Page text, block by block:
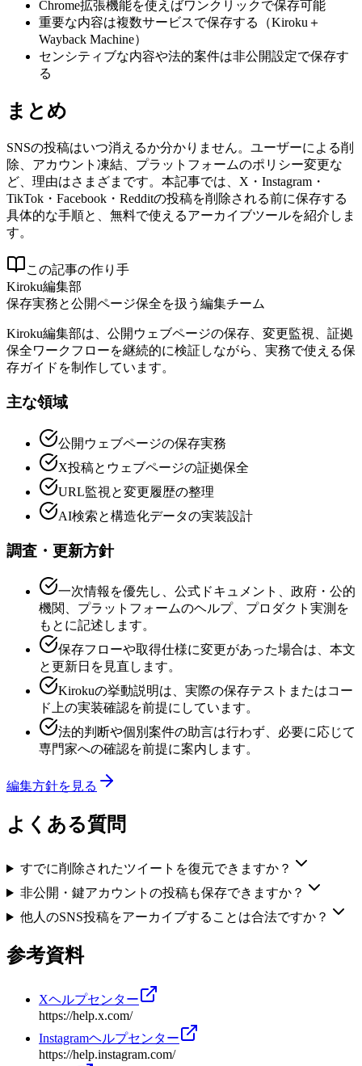
Chrome拡張機能を使えばワンクリックで保存可能
重要な内容は複数サービスで保存する（Kiroku＋
Wayback Machine）
センシティブな内容や法的案件は非公開設定で保存す
る
まとめ
SNSの投稿はいつ消えるか分かりません。ユーザーによる削
除、アカウント凍結、プラットフォームのポリシー変更な
ど、理由はさまざまです。本記事では、X・Instagram・
TikTok・Facebook・Redditの投稿を削除される前に保存する
具体的な手順と、無料で使えるアーカイブツールを紹介しま
す。
この記事の作り手
Kiroku編集部
保存実務と公開ページ保全を扱う編集チーム
Kiroku編集部は、公開ウェブページの保存、変更監視、証拠
保全ワークフローを継続的に検証しながら、実務で使える保
存ガイドを制作しています。
主な領域
公開ウェブページの保存実務
X投稿とウェブページの証拠保全
URL監視と変更履歴の整理
AI検索と構造化データの実装設計
調査・更新方針
一次情報を優先し、公式ドキュメント、政府・公的
機関、プラットフォームのヘルプ、プロダクト実測を
もとに記述します。
保存フローや取得仕様に変更があった場合は、本文
と更新日を見直します。
Kirokuの挙動説明は、実際の保存テストまたはコー
ド上の実装確認を前提にしています。
法的判断や個別案件の助言は行わず、必要に応じて
専門家への確認を前提に案内します。
編集方針を見る
よくある質問
すでに削除されたツイートを復元できますか？
非公開・鍵アカウントの投稿も保存できますか？
他人のSNS投稿をアーカイブすることは合法ですか？
参考資料
Xヘルプセンター
https://help.x.com/
Instagramヘルプセンター
https://help.instagram.com/